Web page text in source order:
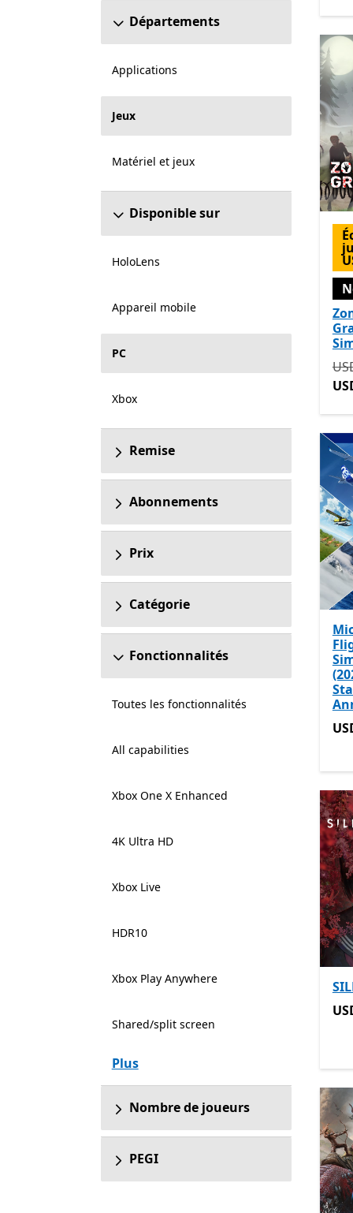
Départements
Applications
Jeux
Matériel et jeux
Disponible sur
HoloLens
Appareil mobile
PC
Xbox
Remise
Abonnements
Prix
Catégorie
Fonctionnalités
Toutes les fonctionnalités
All capabilities
Xbox One X Enhanced
4K Ultra HD
Xbox Live
HDR10
Xbox Play Anywhere
Shared/split screen
Plus
Nombre de joueurs
PEGI